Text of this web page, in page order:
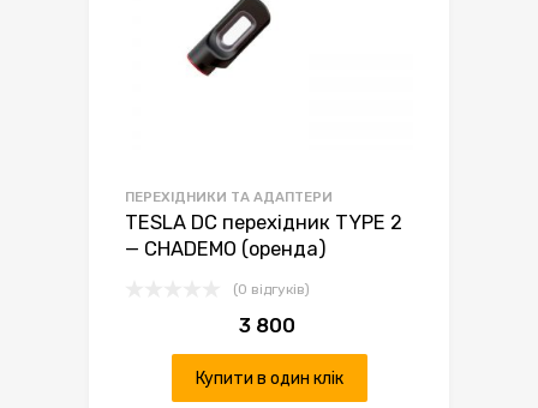
ПЕРЕХІДНИКИ ТА АДАПТЕРИ
TESLA DC перехідник TYPE 2
— CHADEMO (оренда)
(0 відгуків)
3 800
Купити в один клік